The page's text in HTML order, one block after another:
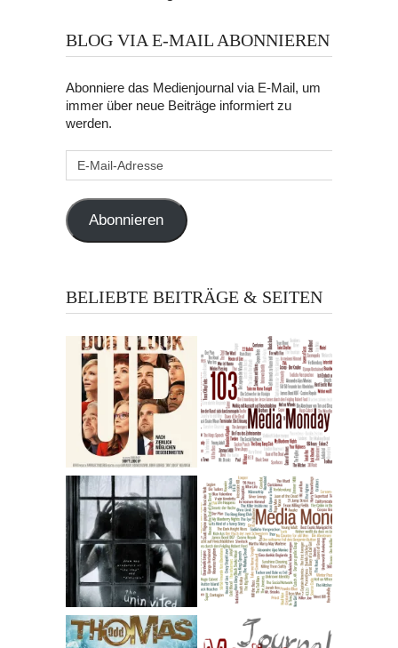
BLOG VIA E-MAIL ABONNIEREN
Abonniere das Medienjournal via E-Mail, um
immer über neue Beiträge informiert zu
werden.
Abonnieren
BELIEBTE BEITRÄGE & SEITEN